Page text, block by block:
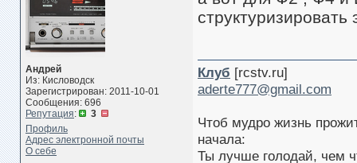
Андрей
Из: Кисловодск
Зарегистрирован: 2011-10-01
Сообщения: 696
Репутация:
3
Профиль
Адрес электронной почты
О себе
Клуб [rcstv.ru]
aderte777@gmail.com
Чтоб мудро жизнь
начала:
Ты лучше голодай, чем